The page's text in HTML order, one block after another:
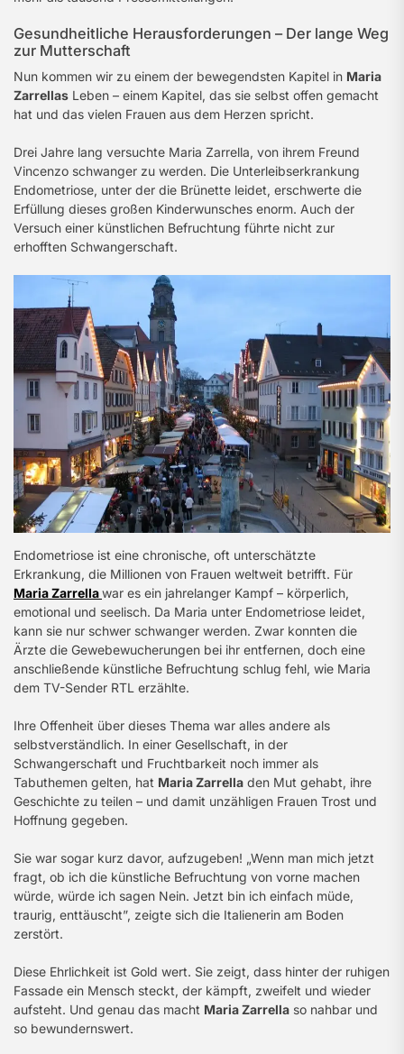
Gesundheitliche Herausforderungen – Der lange Weg
zur Mutterschaft
Nun kommen wir zu einem der bewegendsten Kapitel in Maria
Zarrellas Leben – einem Kapitel, das sie selbst offen gemacht
hat und das vielen Frauen aus dem Herzen spricht.
Drei Jahre lang versuchte Maria Zarrella, von ihrem Freund
Vincenzo schwanger zu werden. Die Unterleibserkrankung
Endometriose, unter der die Brünette leidet, erschwerte die
Erfüllung dieses großen Kinderwunsches enorm. Auch der
Versuch einer künstlichen Befruchtung führte nicht zur
erhofften Schwangerschaft.
Endometriose ist eine chronische, oft unterschätzte
Erkrankung, die Millionen von Frauen weltweit betrifft. Für
Maria Zarrellawar es ein jahrelanger Kampf – körperlich,
emotional und seelisch. Da Maria unter Endometriose leidet,
kann sie nur schwer schwanger werden. Zwar konnten die
Ärzte die Gewebewucherungen bei ihr entfernen, doch eine
anschließende künstliche Befruchtung schlug fehl, wie Maria
dem TV-Sender RTL erzählte.
Ihre Offenheit über dieses Thema war alles andere als
selbstverständlich. In einer Gesellschaft, in der
Schwangerschaft und Fruchtbarkeit noch immer als
Tabuthemen gelten, hat Maria Zarrella den Mut gehabt, ihre
Geschichte zu teilen – und damit unzähligen Frauen Trost und
Hoffnung gegeben.
Sie war sogar kurz davor, aufzugeben! „Wenn man mich jetzt
fragt, ob ich die künstliche Befruchtung von vorne machen
würde, würde ich sagen Nein. Jetzt bin ich einfach müde,
traurig, enttäuscht”, zeigte sich die Italienerin am Boden
zerstört.
Diese Ehrlichkeit ist Gold wert. Sie zeigt, dass hinter der ruhigen
Fassade ein Mensch steckt, der kämpft, zweifelt und wieder
aufsteht. Und genau das macht Maria Zarrella so nahbar und
so bewundernswert.